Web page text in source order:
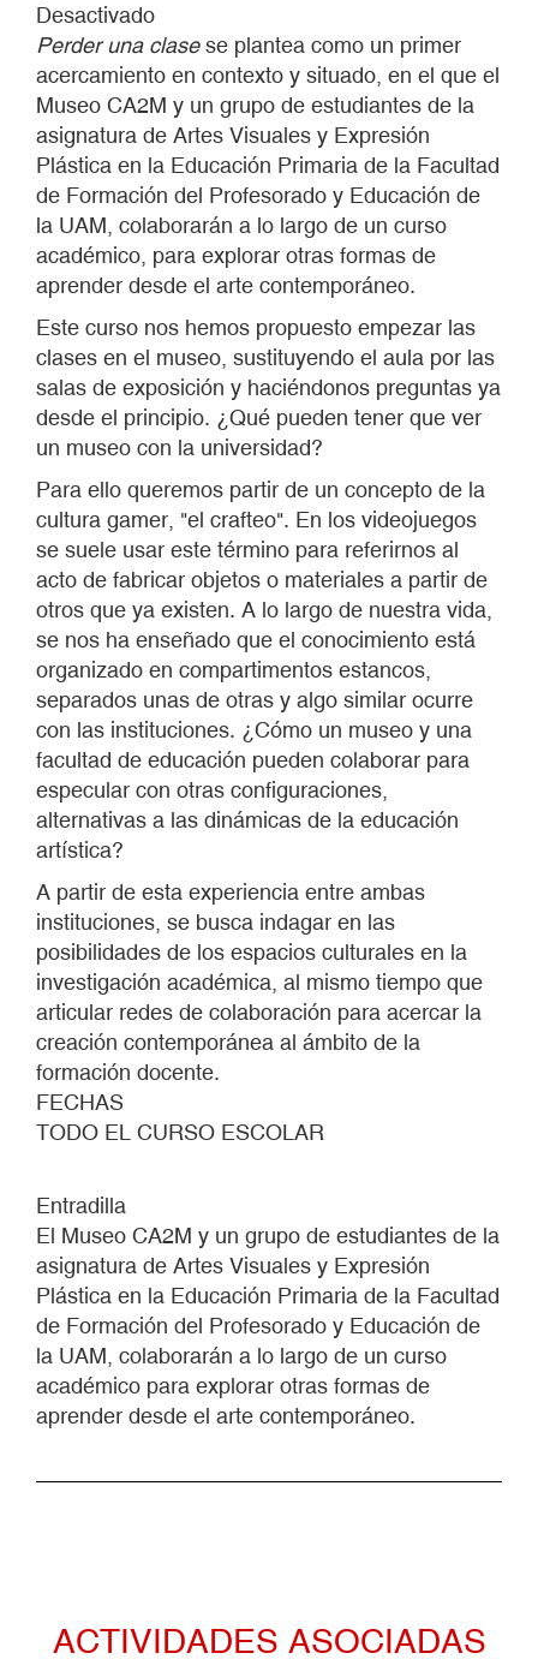
Desactivado
Perder una clasese plantea como un primer
acercamiento en contexto y situado, en el que el
Museo CA2M y un grupo de estudiantes de la
asignatura de Artes Visuales y Expresión
Plástica en la Educación Primaria de la Facultad
de Formación del Profesorado y Educación de
la UAM, colaborarán a lo largo de un curso
académico, para explorar otras formas de
aprender desde el arte contemporáneo.
Este curso nos hemos propuesto empezar las
clases en el museo, sustituyendo el aula por las
salas de exposición y haciéndonos preguntas ya
desde el principio. ¿Qué pueden tener que ver
un museo con la universidad?
Para ello queremos partir de un concepto de la
cultura gamer, "el crafteo". En los videojuegos
se suele usar este término para referirnos al
acto de fabricar objetos o materiales a partir de
otros que ya existen. A lo largo de nuestra vida,
se nos ha enseñado que el conocimiento está
organizado en compartimentos estancos,
separados unas de otras y algo similar ocurre
con las instituciones. ¿Cómo un museo y una
facultad de educación pueden colaborar para
especular con otras configuraciones,
alternativas a las dinámicas de la educación
artística?
A partir de esta experiencia entre ambas
instituciones, se busca indagar en las
posibilidades de los espacios culturales en la
investigación académica, al mismo tiempo que
articular redes de colaboración para acercar la
creación contemporánea al ámbito de la
formación docente.
FECHAS
TODO EL CURSO ESCOLAR
Entradilla
El Museo CA2M y un grupo de estudiantes de la
asignatura de Artes Visuales y Expresión
Plástica en la Educación Primaria de la Facultad
de Formación del Profesorado y Educación de
la UAM, colaborarán a lo largo de un curso
académico para explorar otras formas de
aprender desde el arte contemporáneo.
ACTIVIDADES ASOCIADAS